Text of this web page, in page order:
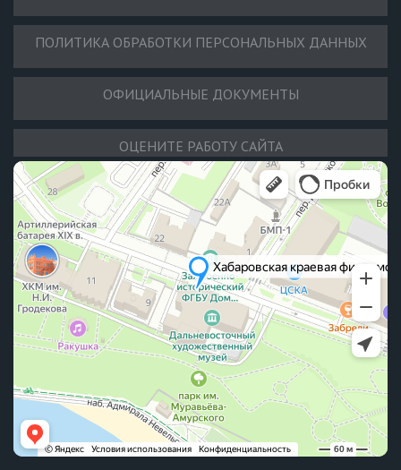
ПОЛИТИКА ОБРАБОТКИ ПЕРСОНАЛЬНЫХ ДАННЫХ
ОФИЦИАЛЬНЫЕ ДОКУМЕНТЫ
ОЦЕНИТЕ РАБОТУ САЙТА